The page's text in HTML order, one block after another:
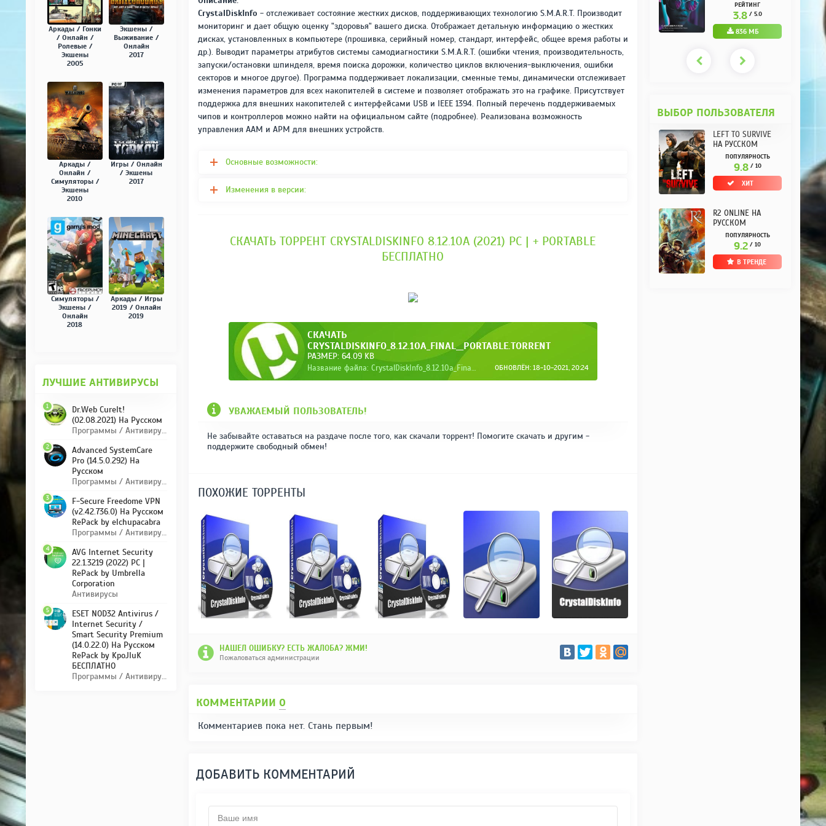
CrystalDiskInfo - отслеживает состояние жестких дисков, поддерживающих технологию S.M.A.R.T. Производит
мониторинг и дает общую оценку "здоровья" вашего диска. Отображает детальную информацию о жестких
дисках, установленных в компьютере (прошивка, серийный номер, стандарт, интерфейс, общее время работы и
др.). Выводит параметры атрибутов системы самодиагностики S.M.A.R.T. (ошибки чтения, производительность,
запуски/остановки шпинделя, время поиска дорожки, количество циклов включения-выключения, ошибки
секторов и многое другое). Программа поддерживает локализации, сменные темы, динамически отслеживает
изменения параметров для всех накопителей в системе и позволяет отображать это на графике. Присутствует
поддержка для внешних накопителей с интерфейсами USB и IEEE 1394. Полный перечень поддерживаемых
чипов и контроллеров можно найти на официальном сайте (подробнее). Реализована возможность
управления AAM и APM для внешних устройств.
Основные возможности:
Изменения в версии:
СКАЧАТЬ ТОРРЕНТ CRYSTALDISKINFO 8.12.10A (2021) PC | + PORTABLE
БЕСПЛАТНО
СКАЧАТЬ
CRYSTALDISKINFO_8.12.10A_FINAL__PORTABLE.TORRENT
РАЗМЕР: 64.09 KB
ОБНОВЛЁН: 18-10-2021, 20:24
Название файла: CrystalDiskInfo_8.12.10a_Final__Portable.torrent
УВАЖАЕМЫЙ ПОЛЬЗОВАТЕЛЬ!
Не забывайте оставаться на раздаче после того, как скачали торрент! Помогите скачать и другим -
поддержите свободный обмен!
ПОХОЖИЕ ТОРРЕНТЫ
НАШЕЛ ОШИБКУ? ЕСТЬ ЖАЛОБА? ЖМИ!
Пожаловаться администрации
КОММЕНТАРИИ 0
Комментариев пока нет. Стань первым!
ДОБАВИТЬ КОММЕНТАРИЙ
Аркады / Гонки
/ Онлайн /
Ролевые /
Экшены
2005
Экшены /
Выживание /
Онлайн
2017
Аркады /
Онлайн /
Симуляторы /
Экшены
2010
Игры / Онлайн
/ Экшены
2017
Симуляторы /
Экшены /
Онлайн
2018
Аркады / Игры
2019 / Онлайн
2019
ЛУЧШИЕ АНТИВИРУСЫ
Dr.Web CureIt!
(02.08.2021) На Русском
Программы / Антивирусы
1
Advanced SystemCare
Pro (14.5.0.292) На
Русском
Программы / Антивирусы
2
F-Secure Freedome VPN
(v2.42.736.0) На Русском
RePack by elchupacabra
Программы / Антивирусы
3
AVG Internet Security
22.1.3219 (2022) PC |
RePack by Umbrella
Corporation
Антивирусы
4
ESET NOD32 Antivirus /
Internet Security /
Smart Security Premium
(14.0.22.0) На Русском
RePack by KpoJIuK
БЕСПЛАТНО
Программы / Антивирусы
5
3.4/ 5.0
297 МБ
ОТ KPOJIUK
3.7
(10.3.0.10) НА
РУССКОМ REPACK
ОТ KPOJIUK
РЕЙТИНГ
3.8 / 5.0
836 МБ
ВЫБОР ПОЛЬЗОВАТЕЛЯ
LEFT TO SURVIVE
НА РУССКОМ
ПОПУЛЯРНОСТЬ
9.8 / 10
ХИТ
R2 ONLINE НА
РУССКОМ
ПОПУЛЯРНОСТЬ
9.2 / 10
В ТРЕНДЕ